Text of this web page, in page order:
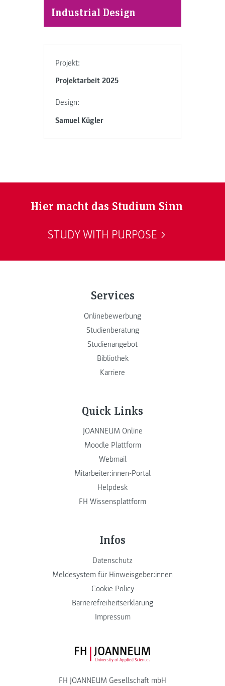
Industrial Design
Projekt:
Projektarbeit 2025
Design:
Samuel Kügler
Hier macht das Studium Sinn
STUDY WITH PURPOSE
Services
Onlinebewerbung
Studienberatung
Studienangebot
Bibliothek
Karriere
Quick Links
JOANNEUM Online
Moodle Plattform
Webmail
Mitarbeiter:innen-Portal
Helpdesk
FH Wissensplattform
Infos
Datenschutz
Meldesystem für Hinweisgeber:innen
Cookie Policy
Barrierefreiheitserklärung
Impressum
FH JOANNEUM Logo
FH JOANNEUM Gesellschaft mbH